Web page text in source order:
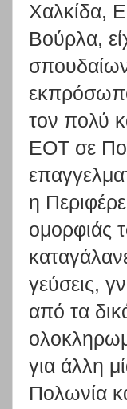
Χαλκίδα,
Βούρλα,
τον πολύ
ΕΟΤ σε
η
ομορφιάς
γεύσεις,
από τα
για άλλη
Πολωνία